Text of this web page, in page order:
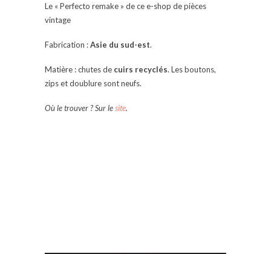
Le « Perfecto remake » de ce e-shop de pièces
vintage
Fabrication :Asie du sud-est.
Matière : chutes de cuirs recyclés. Les boutons,
zips et doublure sont neufs.
Où le trouver ? Sur lesite.